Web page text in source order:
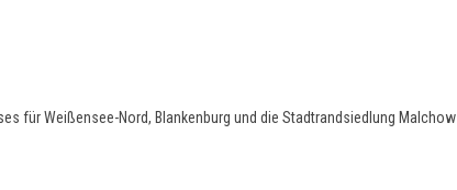
für Weißensee-Nord, Blankenburg und die Stadtrandsiedlung Malchow